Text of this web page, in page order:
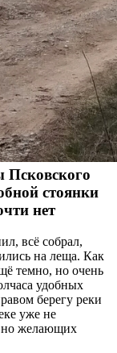
Псковского
стоянки
нет
всё собрал,
на леща. Как
темно, но очень
удобных
берегу реки
уже не
но желающих